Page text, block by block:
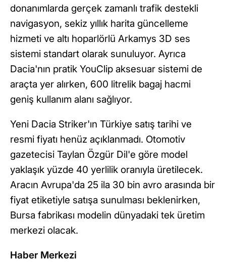
donanımlarda gerçek zamanlı trafik destekli
navigasyon, sekiz yıllık harita güncelleme
hizmeti ve altı hoparlörlü Arkamys 3D ses
sistemi standart olarak sunuluyor. Ayrıca
Dacia'nın pratik YouClip aksesuar sistemi de
araçta yer alırken, 600 litrelik bagaj hacmi
geniş kullanım alanı sağlıyor.
Yeni Dacia Striker'ın Türkiye satış tarihi ve
resmi fiyatı henüz açıklanmadı. Otomotiv
gazetecisi Taylan Özgür Dil'e göre model
yaklaşık yüzde 40 yerlilik oranıyla üretilecek.
Aracın Avrupa'da 25 ila 30 bin avro arasında bir
fiyat etiketiyle satışa sunulması beklenirken,
Bursa fabrikası modelin dünyadaki tek üretim
merkezi olacak.
Haber Merkezi